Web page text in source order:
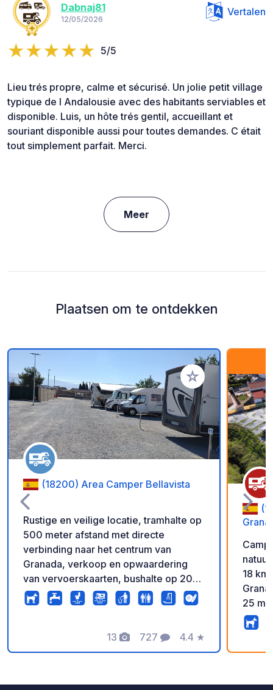
Dabnaj81
12/05/2026
Vertalen
5/5
Lieu trés propre, calme et sécurisé. Un jolie petit village
typique de l Andalousie avec des habitants serviables et
disponible. Luis, un hôte trés gentil, accueillant et
souriant disponible aussi pour toutes demandes. C était
tout simplement parfait. Merci.
Meer
Plaatsen om te ontdekken
Voeg toe aan je
(18200) Area Camper Bellavista
Rustige en veilige locatie, tramhalte op
500 meter afstand met directe
verbinding naar het centrum van
Granada, verkoop en opwaardering
van vervoerskaarten, bushalte op 200
meter afstand, geopend van 8:30 tot
22:00 uur, uitchecken om 12:00 uur,
supermarkt op 500 meter afstand,
fietspad, uitzicht op de Sierra Nevada,
13
Foto's
727
Commentaren
4.4
Beoordeling
★
18 km van
25